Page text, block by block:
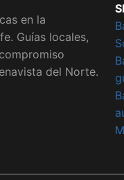
en la
Guías locales,
del Norte.